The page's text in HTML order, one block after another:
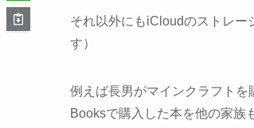
それ以外にもiCloudのストレー
す）
例えば長男がマインクラフト
Booksで購入した本を他の家族